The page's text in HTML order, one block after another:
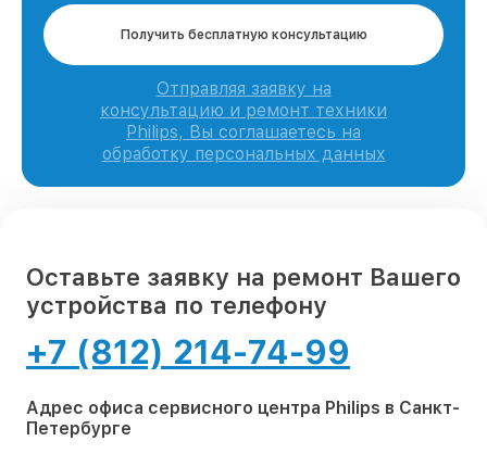
Получить бесплатную консультацию
Отправляя заявку на
консультацию и ремонт техники
Philips, Вы соглашаетесь на
обработку персональных данных
Оставьте заявку на ремонт Вашего
устройства по телефону
+7 (812) 214-74-99
Адрес офиса сервисного центра Philips в Санкт-
Петербурге